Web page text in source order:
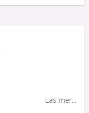
Läs mer...